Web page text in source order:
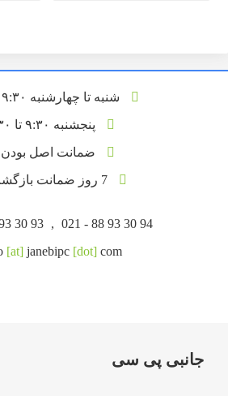
شنبه تا چهارشنبه ۹:۳۰ تا ۱۹:۳۰
پنجشنبه ۹:۳۰ تا ۱۸:۳۰
ضمانت اصل بودن
7 روز ضمانت بازگشت کالا
30 93 , 021 - 88 93 30 94
[at] janebipc [dot] com
جانبی پی سی